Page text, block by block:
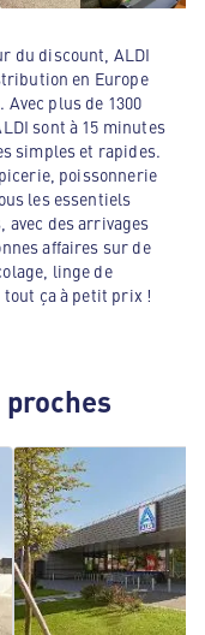
du discount, ALDI
en Europe
Avec plus de 1300
sont à 15 minutes
simples et rapides.
poissonnerie
les essentiels
avec des arrivages
affaires sur de
linge de
ça à petit prix !